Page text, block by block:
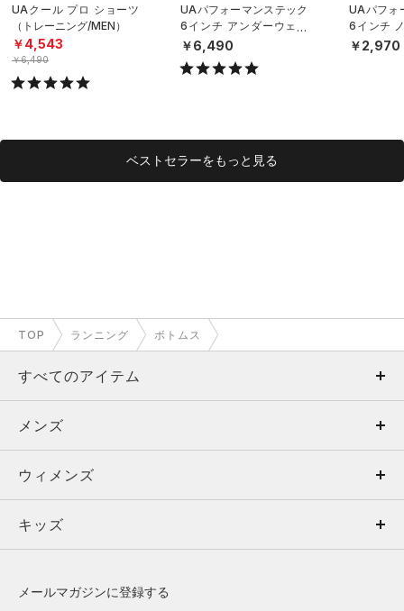
UAクール プロ ショーツ
（トレーニング/MEN）
￥4,543
￥6,490
UAパフォーマンステック
6インチ アンダーウェア
（3枚セット）（トレーニ
ング/MEN）
￥6,490
UAパフォ
6インチ
ダーウェ
￥2,970
ベストセラーをもっと見る
TOP ランニング ボトムス
すべてのアイテム
メンズ
ウィメンズ
キッズ
メンズ
トップス
ボトムス
ウィメンズ
トップス
キッズ
メールマガジンに登録する